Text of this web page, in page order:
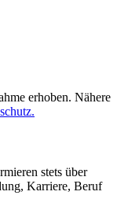
erhoben. Nähere
stets über
Karriere, Beruf